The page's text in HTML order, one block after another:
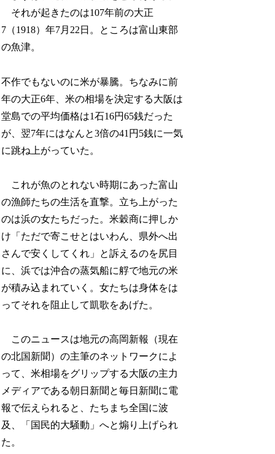
それが起きたのは107年前の大正
7（1918）年7月22日。ところは富山東部
の魚津。
不作でもないのに米が暴騰。ちなみに前
年の大正6年、米の相場を決定する大阪は
堂島での平均価格は1石16円65銭だった
が、翌7年にはなんと3倍の41円5銭に一気
に跳ね上がっていた。
これが魚のとれない時期にあった富山
の漁師たちの生活を直撃。立ち上がった
のは浜の女たちだった。米穀商に押しか
け「ただで寄こせとはいわん、県外へ出
さんで安くしてくれ」と訴えるのを尻目
に、浜では沖合の蒸気船に艀で地元の米
が積み込まれていく。女たちは身体をは
ってそれを阻止して凱歌をあげた。
このニュースは地元の高岡新報（現在
の北国新聞）の主筆のネットワークによ
って、米相場をグリップする大阪の主力
メディアである朝日新聞と毎日新聞に電
報で伝えられると、たちまち全国に波
及、「国民的大騒動」へと煽り上げられ
た。